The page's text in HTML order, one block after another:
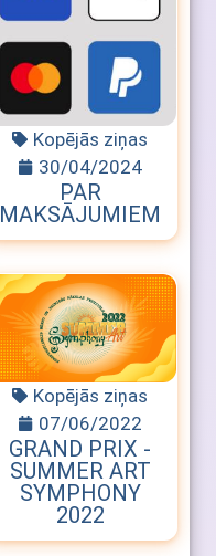
Kopējās ziņas
30/04/2024
PAR
MAKSĀJUMIEM
Kopējās ziņas
07/06/2022
GRAND PRIX -
SUMMER ART
SYMPHONY
2022